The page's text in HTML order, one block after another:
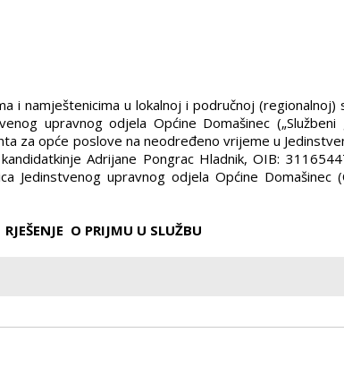
i namještenicima u lokalnoj i područnoj
upravnog odjela Općine Domašinec
opće poslove na neodređeno vrijeme u
Adrijane Pongrac Hladnik, OIB:
Jedinstvenog upravnog odjela Općine
RJEŠENJE O PRIJMU U SLUŽBU